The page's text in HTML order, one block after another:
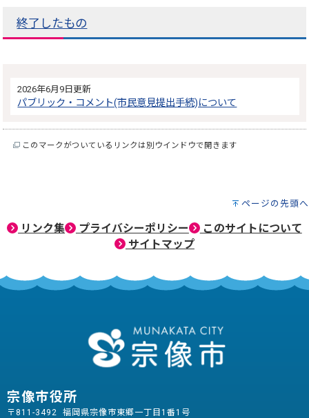
終了したもの
2026年6月9日更新
パブリック・コメント(市民意見提出手続)について
このマークがついているリンクは別ウインドウで開きます
ページの先頭へ
リンク集 プライバシーポリシー
このサイトについて
サイトマップ
宗像市役所
〒811-3492 福岡県宗像市東郷一丁目1番1号